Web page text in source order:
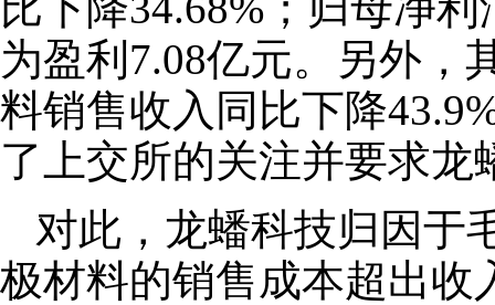
为盈利7.08亿元。另外，
料销售收入同比下降
了上交所的关注并要求龙
对此，龙蟠科技归因于
极材料的销售成本超出收